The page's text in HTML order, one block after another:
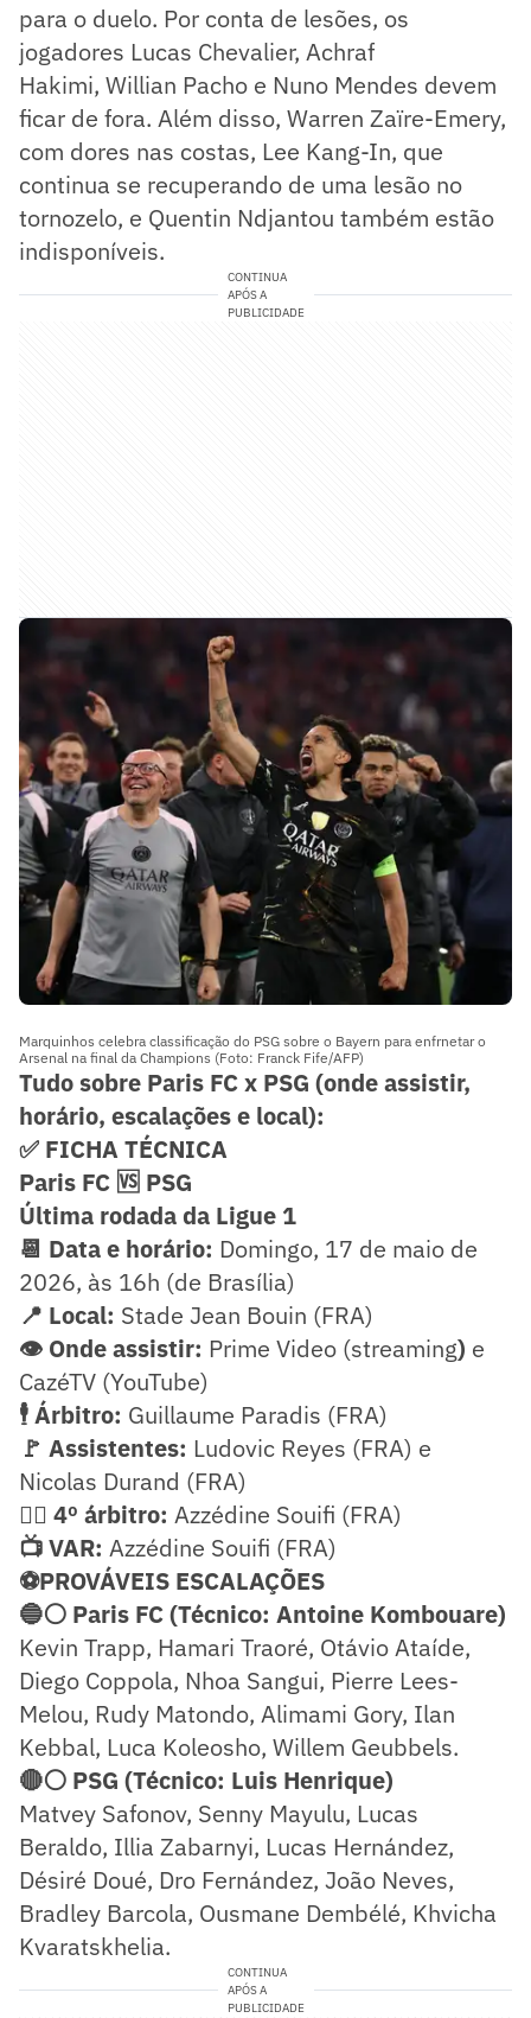
para o duelo. Por conta de lesões, os
jogadores Lucas Chevalier, Achraf
Hakimi, Willian Pacho e Nuno Mendes devem
ficar de fora. Além disso, Warren Zaïre-Emery,
com dores nas costas, Lee Kang-In, que
continua se recuperando de uma lesão no
tornozelo, e Quentin Ndjantou também estão
indisponíveis.
CONTINUA
APÓS A
PUBLICIDADE
Marquinhos celebra classificação do PSG sobre o Bayern para enfrnetar o
Arsenal na final da Champions (Foto: Franck Fife/AFP)
Tudo sobre Paris FC x PSG (onde assistir,
horário, escalações e local):
✅ FICHA TÉCNICA
Paris FC 🆚 PSG
Última rodada da Ligue 1
📆 Data e horário: Domingo, 17 de maio de
2026, às 16h (de Brasília)
📍 Local: Stade Jean Bouin (FRA)
👁️ Onde assistir: Prime Video (streaming) e
CazéTV (YouTube)
🕴️ Árbitro: Guillaume Paradis (FRA)
🚩 Assistentes: Ludovic Reyes (FRA) e
Nicolas Durand (FRA)
🧑‍⚖️ 4º árbitro: Azzédine Souifi (FRA)
📺 VAR: Azzédine Souifi (FRA)
⚽PROVÁVEIS ESCALAÇÕES
🔵⚪ Paris FC (Técnico: Antoine Kombouare)
Kevin Trapp, Hamari Traoré, Otávio Ataíde,
Diego Coppola, Nhoa Sangui, Pierre Lees-
Melou, Rudy Matondo, Alimami Gory, Ilan
Kebbal, Luca Koleosho, Willem Geubbels.
🔴⚪ PSG (Técnico: Luis Henrique)
Matvey Safonov, Senny Mayulu, Lucas
Beraldo, Illia Zabarnyi, Lucas Hernández,
Désiré Doué, Dro Fernández, João Neves,
Bradley Barcola, Ousmane Dembélé, Khvicha
Kvaratskhelia.
CONTINUA
APÓS A
PUBLICIDADE